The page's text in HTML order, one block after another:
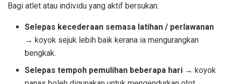
Bagi atlet atau individu yang aktif bersukan:
Selepas kecederaan semasa latihan / perlawanan
→ koyok sejuk lebih baik kerana ia mengurangkan
bengkak.
Selepas tempoh pemulihan beberapa hari → koyok